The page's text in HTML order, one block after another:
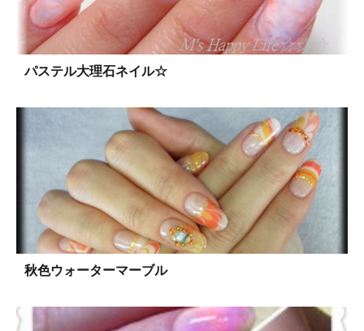
パステル大理石ネイル☆
秋色ウォーターマーブル